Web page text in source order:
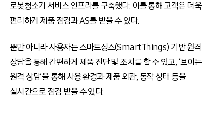
로봇청소기 서비스 인프라를 구축했다. 이를 통해 고객은 더욱
편리하게 제품 점검과 AS를 받을 수 있다.
뿐만 아니라 사용자는 스마트싱스(SmartThings) 기반 원격
상담을 통해 간편하게 제품 진단 및 조치를 할 수 있고, ‘보이는
원격 상담’을 통해 사용 환경과 제품 외관, 동작 상태 등을
실시간으로 점검 받을 수 있다.